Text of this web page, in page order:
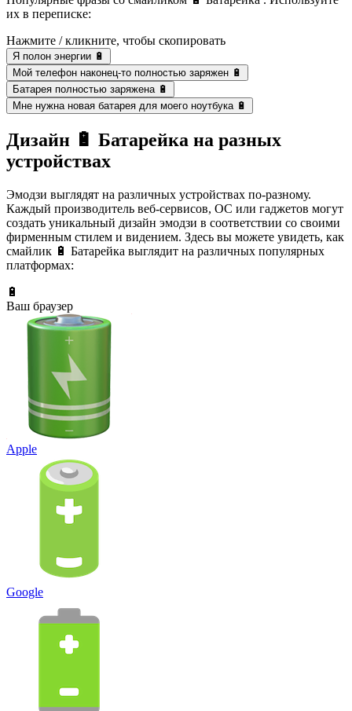
их в переписке:
Нажмите / кликните, чтобы скопировать
Я полон энергии 🔋
Мой телефон наконец-то полностью заряжен 🔋
Батарея полностью заряжена 🔋
Мне нужна новая батарея для моего ноутбука 🔋
Дизайн 🔋 Батарейка на разных
устройствах
Эмодзи выглядят на различных устройствах по-разному.
Каждый производитель веб-сервисов, ОС или гаджетов могут
создать уникальный дизайн эмодзи в соответствии со своими
фирменным стилем и видением. Здесь вы можете увидеть, как
смайлик 🔋 Батарейка выглядит на различных популярных
платформах:
🔋
Ваш браузер
Apple
Google